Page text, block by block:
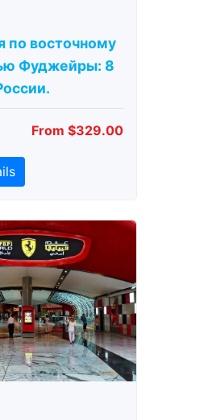
по восточному
Фуджейры: 8
From $329.00